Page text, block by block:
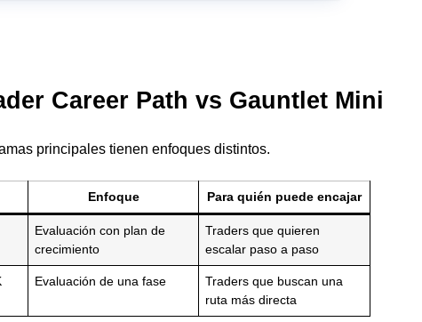
Career Path vs Gauntlet Mini
principales tienen enfoques distintos.
Enfoque Para quién puede encajar
Evaluación con plan de
crecimiento
Traders que quieren
escalar paso a paso
Evaluación de una fase
Traders que buscan una
ruta más directa